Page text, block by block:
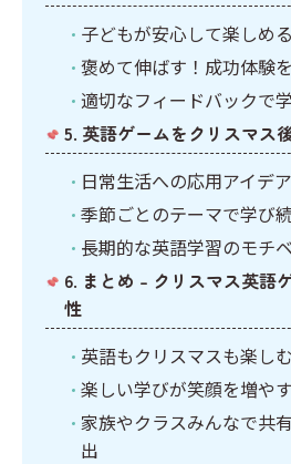
子どもが安心して楽しめ
褒めて伸ばす！成功体験
適切なフィードバックで
5. 英語ゲームをクリスマス
日常生活への応用アイデア
季節ごとのテーマで学び
長期的な英語学習のモチ
6. まとめ – クリスマス英語
性
英語もクリスマスも楽し
楽しい学びが笑顔を増やす
家族やクラスみんなで共
出